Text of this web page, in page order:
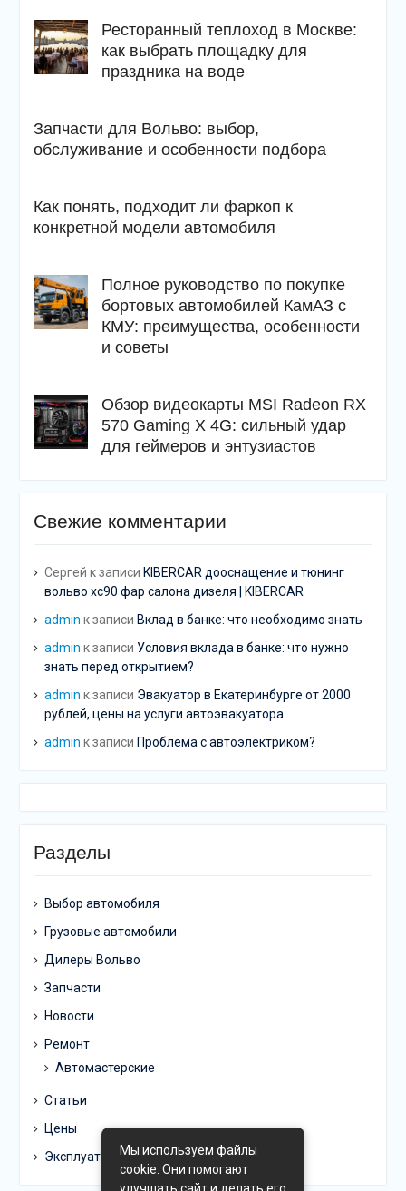
Ресторанный теплоход в Москве:
как выбрать площадку для
праздника на воде
Запчасти для Вольво: выбор,
обслуживание и особенности подбора
Как понять, подходит ли фаркоп к
конкретной модели автомобиля
Полное руководство по покупке
бортовых автомобилей КамАЗ с
КМУ: преимущества, особенности
и советы
Обзор видеокарты MSI Radeon RX
570 Gaming X 4G: сильный удар
для геймеров и энтузиастов
Свежие комментарии
Сергей к записи KIBERCAR дооснащение и тюнинг
вольво хс90 фар салона дизеля | KIBERCAR
admin к записи Вклад в банке: что необходимо знать
admin к записи Условия вклада в банке: что нужно
знать перед открытием?
admin к записи Эвакуатор в Екатеринбурге от 2000
рублей, цены на услуги автоэвакуатора
admin к записи Проблема с автоэлектриком?
Разделы
Выбор автомобиля
Грузовые автомобили
Дилеры Вольво
Запчасти
Новости
Ремонт
Автомастерские
Статьи
Цены
ЭксплуатацияМы используем файлы
cookie. Они помогают